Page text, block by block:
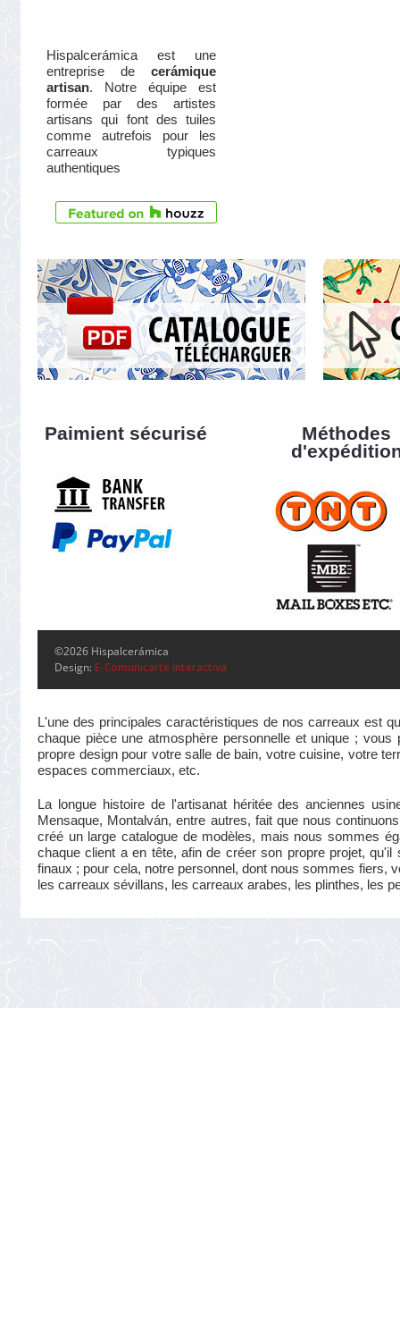
Hispalcerámica est une
entreprise de cerámique
artisan. Notre équipe est
formée par des artistes
artisans qui font des tuiles
comme autrefois pour les
carreaux typiques
authentiques
Paimient sécurisé
Méthodes
©2026 Hispalcerámica
Design: E-Comunicarte Interactiva
L'une des principales caractéristiques de nos carreaux est
chaque pièce une atmosphère personnelle et unique ;
propre design pour votre salle de bain, votre cuisine, votre
espaces commerciaux, etc.
La longue histoire de l'artisanat héritée des anciennes
Mensaque, Montalván, entre autres, fait que nous
créé un large catalogue de modèles, mais nous sommes
chaque client a en tête, afin de créer son propre projet,
finaux ; pour cela, notre personnel, dont nous sommes fiers,
les carreaux sévillans, les carreaux arabes, les plinthes, les